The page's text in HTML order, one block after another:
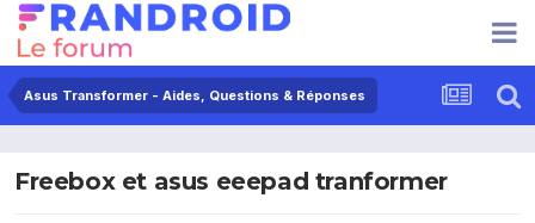
Asus Transformer - Aides, Questions & Réponses
Freebox et asus eeepad tranformer